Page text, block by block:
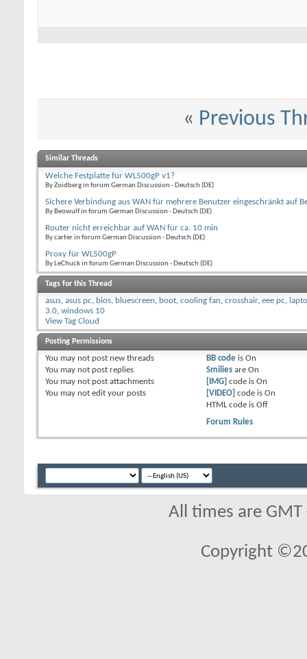
« Previous
Similar Threads
Welche Festplatte für WL500gP v1?
By Zoidberg in forum German Discussion - Deutsch (DE)
Sichere Verbindung aus WAN für mehrere Benutzer eingeschränkt auf
By Beowulf in forum German Discussion - Deutsch (DE)
Router nicht erreichbar auf WAN für ca. 10 min
By carter in forum German Discussion - Deutsch (DE)
Proxy für WL500gP
By LeChuck in forum German Discussion - Deutsch (DE)
Tags for this Thread
asus, asus pc, bios, bluescreen, boot, cooling fan, crosshair, eee pc,
3.0, windows 10
View Tag Cloud
Posting Permissions
You may not post new threads
You may not post replies
You may not post attachments
You may not edit your posts
BB codeis On
Smiliesare On
[IMG] code is On
[VIDEO] code is On
HTML code is Off
Forum Rules
All times are
Copyright